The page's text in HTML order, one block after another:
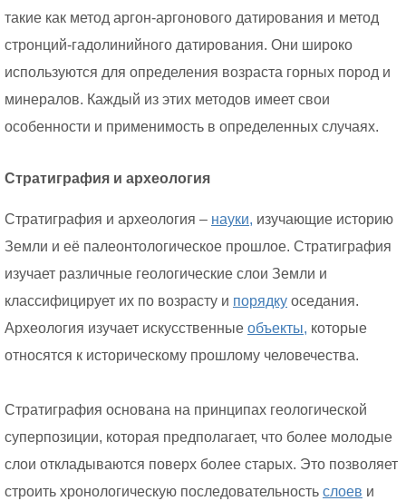
такие как метод аргон-аргонового датирования и метод
стронций-гадолинийного датирования. Они широко
используются для определения возраста горных пород и
минералов. Каждый из этих методов имеет свои
особенности и применимость в определенных случаях.
Стратиграфия и археология
Стратиграфия и археология – науки, изучающие историю
Земли и её палеонтологическое прошлое. Стратиграфия
изучает различные геологические слои Земли и
классифицирует их по возрасту и порядку оседания.
Археология изучает искусственные объекты, которые
относятся к историческому прошлому человечества.
Стратиграфия основана на принципах геологической
суперпозиции, которая предполагает, что более молодые
слои откладываются поверх более старых. Это позволяет
строить хронологическую последовательность слоев и